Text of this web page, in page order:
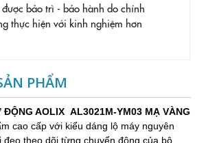
bảo trì - bảo hành do chính
thực hiện với kinh nghiệm hơn
PHẨM
ĐỘNG AOLIX AL3021M-YM03 MẠ VÀNG
cao cấp với kiểu dáng lộ máy nguyên
đeo theo dõi từng chuyển động của bộ